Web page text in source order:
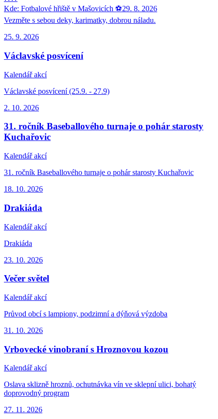
Kde: Fotbalové hřiště v Mašovicích ⚽29. 8. 2026
Vezměte s sebou deky, karimatky, dobrou náladu.
25. 9. 2026
Václavské posvícení
Kalendář akcí
Václavské posvícení (25.9. - 27.9)
2. 10. 2026
31. ročník Baseballového turnaje o pohár starosty
Kuchařovic
Kalendář akcí
31. ročník Baseballového turnaje o pohár starosty Kuchařovic
18. 10. 2026
Drakiáda
Kalendář akcí
Drakiáda
23. 10. 2026
Večer světel
Kalendář akcí
Průvod obcí s lampiony, podzimní a dýňová výzdoba
31. 10. 2026
Vrbovecké vinobraní s Hroznovou kozou
Kalendář akcí
Oslava sklizně hroznů, ochutnávka vín ve sklepní ulici, bohatý
doprovodný program
27. 11. 2026